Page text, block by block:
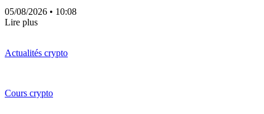
05/08/2026 • 10:08
Lire plus
Actualités crypto
Cours crypto